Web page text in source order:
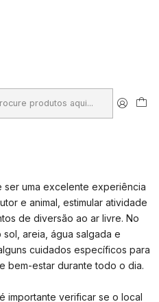
SUPERIORES A 100€ EM RAÇÃO
Agora
cães
para um Dia Seguro e
ser uma excelente experiência
e animal, estimular atividade
de diversão ao ar livre. No
areia, água salgada e
cuidados específicos para
bem-estar durante todo o dia.
importante verificar se o local